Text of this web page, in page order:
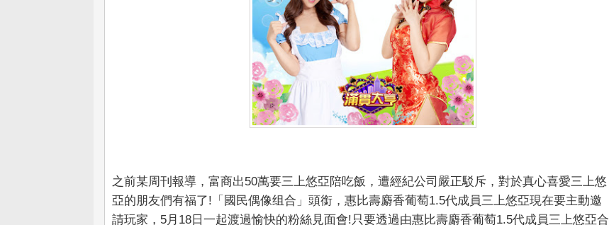
之前某周刊報導，富商出50萬要三上悠亞陪吃飯，遭經紀公司嚴正駁斥，對於真心喜愛三上悠
亞的朋友們有福了!「國民偶像组合」頭銜，惠比壽麝香葡萄1.5代成員三上悠亞現在要主動邀
請玩家，5月18日一起渡過愉快的粉絲見面會!只要透過由惠比壽麝香葡萄1.5代成員三上悠亞合